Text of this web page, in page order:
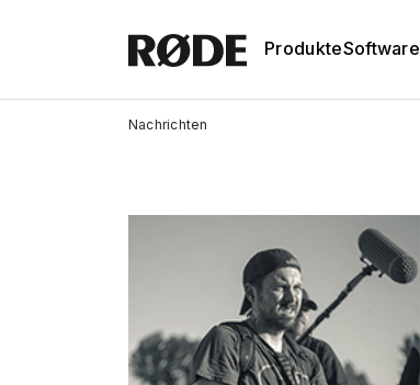
ProdukteSoftware
Nachrichten